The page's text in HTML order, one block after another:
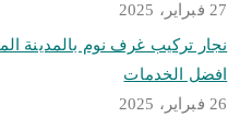
27 فبراير، 2025
افضل الخدمات
26 فبراير، 2025